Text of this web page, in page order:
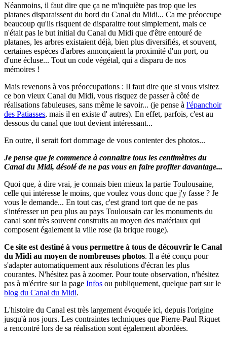
Néanmoins, il faut dire que ça ne m'inquiète pas trop que les
platanes disparaissent du bord du Canal du Midi... Ca me préoccupe
beaucoup qu'ils risquent de disparaitre tout simplement, mais ce
n'était pas le but initial du Canal du Midi que d'être entouré de
platanes, les arbres existaient déjà, bien plus diversifiés, et souvent,
certaines espèces d'arbres annonçaient la proximité d'un port, ou
d'une écluse... Tout un code végétal, qui a disparu de nos
mémoires !
Mais revenons à vos préoccupations : Il faut dire que si vous visitez
ce bon vieux Canal du Midi, vous risquez de passer à côté de
réalisations fabuleuses, sans même le savoir... (je pense à l'épanchoir
des Patiasses, mais il en existe d' autres). En effet, parfois, c'est au
dessous du canal que tout devient intéressant...
En outre, il serait fort dommage de vous contenter des photos...
Je pense que je commence à connaitre tous les centimètres du
Canal du Midi, désolé de ne pas vous en faire profiter davantage...
Quoi que, à dire vrai, je connais bien mieux la partie Toulousaine,
celle qui intéresse le moins, que voulez vous donc que j'y fasse ? Je
vous le demande... En tout cas, c'est grand tort que de ne pas
s'intéresser un peu plus au pays Toulousain car les monuments du
canal sont très souvent construits au moyen des matériaux qui
composent également la ville rose (la brique rouge).
Ce site est destiné à vous permettre à tous de découvrir le Canal
du Midi au moyen de nombreuses photos. Il a été conçu pour
s'adapter automatiquement aux résolutions d'écran les plus
courantes. N'hésitez pas à zoomer. Pour toute observation, n'hésitez
pas à m'écrire sur la page Infos ou publiquement, quelque part sur le
blog du Canal du Midi.
L'histoire du Canal est très largement évoquée ici, depuis l'origine
jusqu'à nos jours. Les contraintes techniques que Pierre-Paul Riquet
a rencontré lors de sa réalisation sont également abordées.